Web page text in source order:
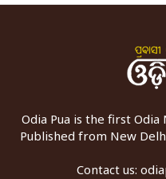
Odia Pua is the first
Published from New
Contact us: